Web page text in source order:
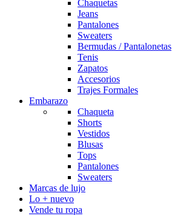
Chaquetas
Jeans
Pantalones
Sweaters
Bermudas / Pantalonetas
Tenis
Zapatos
Accesorios
Trajes Formales
Embarazo
Chaqueta
Shorts
Vestidos
Blusas
Tops
Pantalones
Sweaters
Marcas de lujo
Lo + nuevo
Vende tu ropa